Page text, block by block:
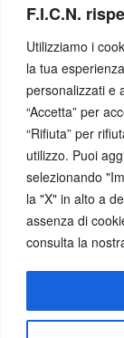
F.I.C.N.
Utilizziamo i
la tua
personalizzati e
“Accetta” per
“Rifiuta” per
utilizzo. Puoi
selezionando
la "X" in alto a
assenza di
consulta la
Storia
Medievale-
Contemporanea
Eventi
Concorsi -
Congressi-
Presentazione